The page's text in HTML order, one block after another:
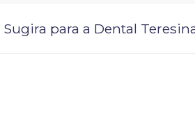
Sugira para a Dental